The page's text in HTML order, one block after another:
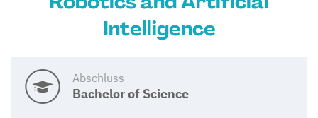
Intelligence
Abschluss
Bachelor of Science